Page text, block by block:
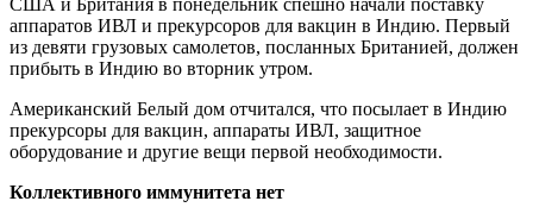
аппаратов ИВЛ и прекурсоров для вакцин в Индию. Первый
из девяти грузовых самолетов, посланных Британией, должен
прибыть в Индию во вторник утром.
Американский Белый дом отчитался, что посылает в Индию
прекурсоры для вакцин, аппараты ИВЛ, защитное
оборудование и другие вещи первой необходимости.
Коллективного иммунитета нет